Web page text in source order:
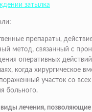
затылка
препараты,
метод, связанный с
оперативных
когда
участок со
больного.
лечения,